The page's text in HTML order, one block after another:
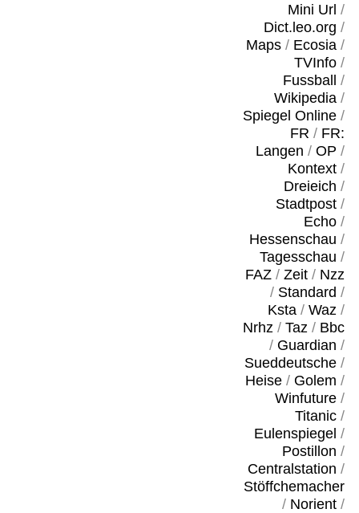
Mini Url /
Dict.leo.org /
Maps/ Ecosia/
TVInfo/
Fussball
/
Wikipedia/
Spiegel Online/
FR / FR:
Langen / OP /
Kontext/
Dreieich /
Stadtpost/
Echo/
Hessenschau /
Tagesschau /
FAZ/ Zeit/ Nzz
/ Standard /
Ksta/ Waz/
Nrhz/ Taz/ Bbc
/ Guardian /
Sueddeutsche/
Heise/ Golem /
Winfuture/
Titanic/
Eulenspiegel /
Postillon /
Centralstation /
Stöffchemacher
/ Norient/